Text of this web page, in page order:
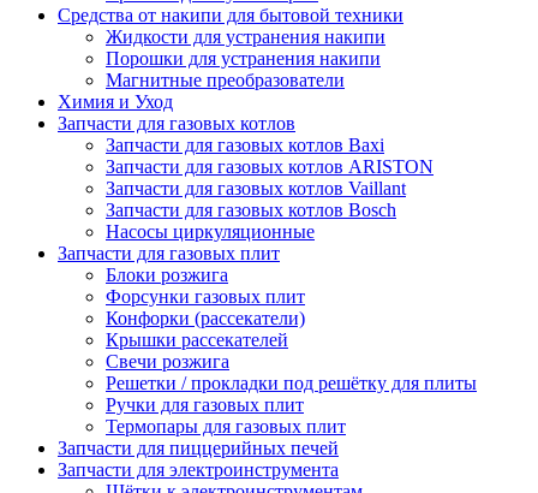
Средства от накипи для бытовой техники
Жидкости для устранения накипи
Порошки для устранения накипи
Магнитные преобразователи
Химия и Уход
Запчасти для газовых котлов
Запчасти для газовых котлов Baxi
Запчасти для газовых котлов ARISTON
Запчасти для газовых котлов Vaillant
Запчасти для газовых котлов Bosch
Насосы циркуляционные
Запчасти для газовых плит
Блоки розжига
Форсунки газовых плит
Конфорки (рассекатели)
Крышки рассекателей
Свечи розжига
Решетки / прокладки под решётку для плиты
Ручки для газовых плит
Термопары для газовых плит
Запчасти для пиццерийных печей
Запчасти для электроинструмента